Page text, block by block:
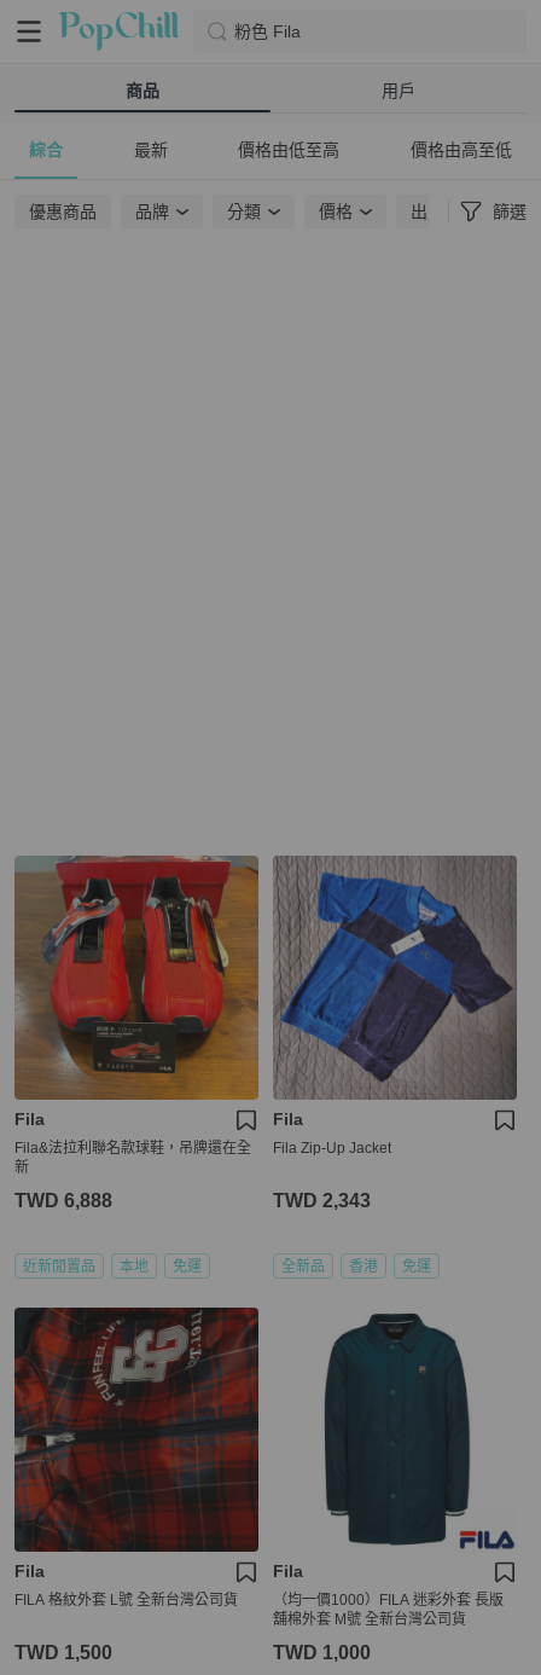
粉色 Fila
商品 用戶
綜合 最新 價格由低至高 價格由高至低
優惠商品 品牌 分類 價格 出貨地點 篩選
Fila
Fila&法拉利聯名款球鞋，吊牌還在全
新
TWD 6,888
近新閒置品 本地 免運
Fila
Fila Zip-Up Jacket
TWD 2,343
全新品 香港 免運
Fila
FILA 格紋外套 L號 全新台灣公司貨
TWD 1,500
Fila
（均一價1000）FILA 迷彩外套 長版
舖棉外套 M號 全新台灣公司貨
TWD 1,000